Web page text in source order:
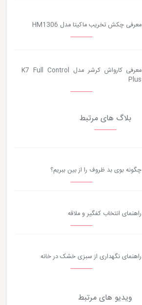
معرفی چکش تخریب ماکیتا مدل HM1306
معرفی کارواش کرشر مدل K7 Full Control
Plus
بلاگ های مرتبط
چگونه بوی بد ظروف را از بین ببریم؟
راهنمای انتخاب کفگیر و ملاقه
راهنمای نگهداری از سبزی خشک در خانه
ویدیو های مرتبط